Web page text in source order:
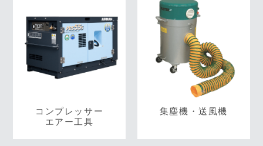
コンプレッサー
エアー工具
集塵機・送風機